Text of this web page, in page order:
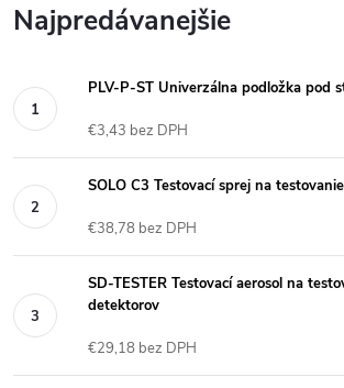
Najpredávanejšie
PLV-P-ST Univerzálna podložka pod
€3,43 bez DPH
SOLO C3 Testovací sprej na
€38,78 bez DPH
SD-TESTER Testovací aerosol na
detektorov
€29,18 bez DPH